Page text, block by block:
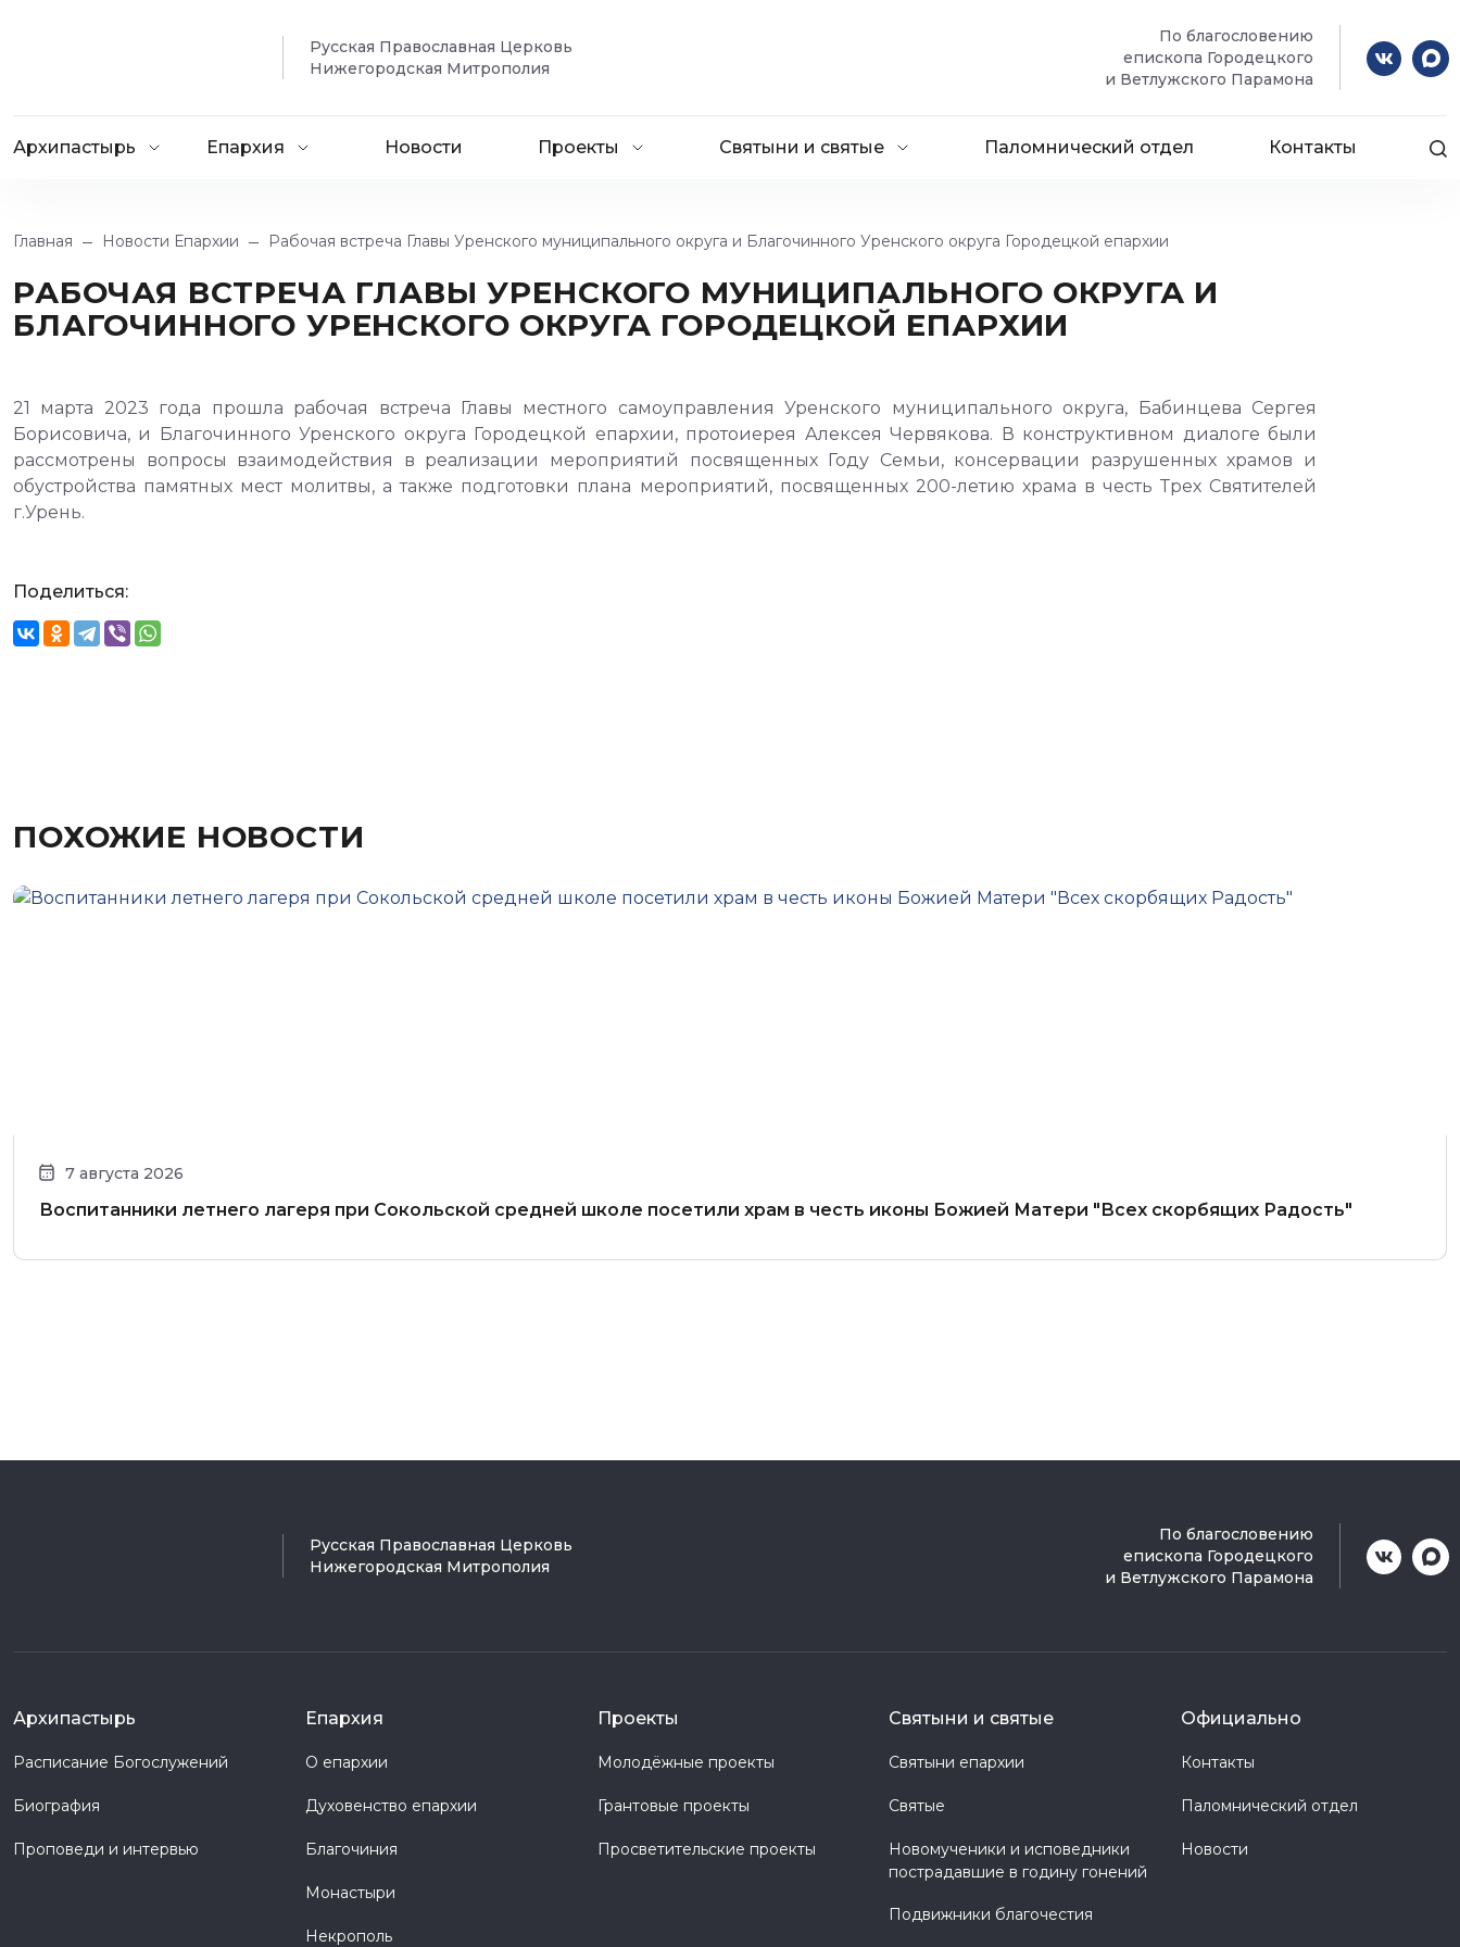
Русская Православная Церковь
Нижегородская Митрополия
По благословению
епископа Городецкого
и Ветлужского Парамона
Архипастырь Епархия Новости Проекты Святыни и святые Паломнический отдел Контакты
Главная Новости Епархии Рабочая встреча Главы Уренского муниципального округа и Благочинного Уренского округа Городецкой епархии
РАБОЧАЯ ВСТРЕЧА ГЛАВЫ УРЕНСКОГО МУНИЦИПАЛЬНОГО ОКРУГА И
БЛАГОЧИННОГО УРЕНСКОГО ОКРУГА ГОРОДЕЦКОЙ ЕПАРХИИ
21 марта 2023 года прошла рабочая встреча Главы местного самоуправления Уренского муниципального округа, Бабинцева Сергея
Борисовича, и Благочинного Уренского округа Городецкой епархии, протоиерея Алексея Червякова. В конструктивном диалоге были
рассмотрены вопросы взаимодействия в реализации мероприятий посвященных Году Семьи, консервации разрушенных храмов и
обустройства памятных мест молитвы, а также подготовки плана мероприятий, посвященных 200-летию храма в честь Трех Святителей
г.Урень.
Поделиться:
ПОХОЖИЕ НОВОСТИ
7 августа 2026
Воспитанники летнего лагеря при Сокольской средней школе посетили храм в честь иконы Божией Матери "Всех скорбящих Радость"
Русская Православная Церковь
Нижегородская Митрополия
По благословению
епископа Городецкого
и Ветлужского Парамона
Архипастырь
Расписание Богослужений
Биография
Проповеди и интервью
Епархия
О епархии
Духовенство епархии
Благочиния
Монастыри
Некрополь
Проекты
Молодёжные проекты
Грантовые проекты
Просветительские проекты
Святыни и святые
Святыни епархии
Святые
Новомученики и исповедники
пострадавшие в годину гонений
Подвижники благочестия
Официально
Контакты
Паломнический отдел
Новости